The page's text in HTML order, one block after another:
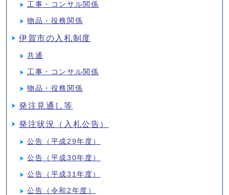
工事・コンサル関係
物品・役務関係
伊賀市の入札制度
共通
工事・コンサル関係
物品・役務関係
発注見通し等
発注状況（入札公告）
公告（平成29年度）
公告（平成30年度）
公告（平成31年度）
公告（令和2年度）